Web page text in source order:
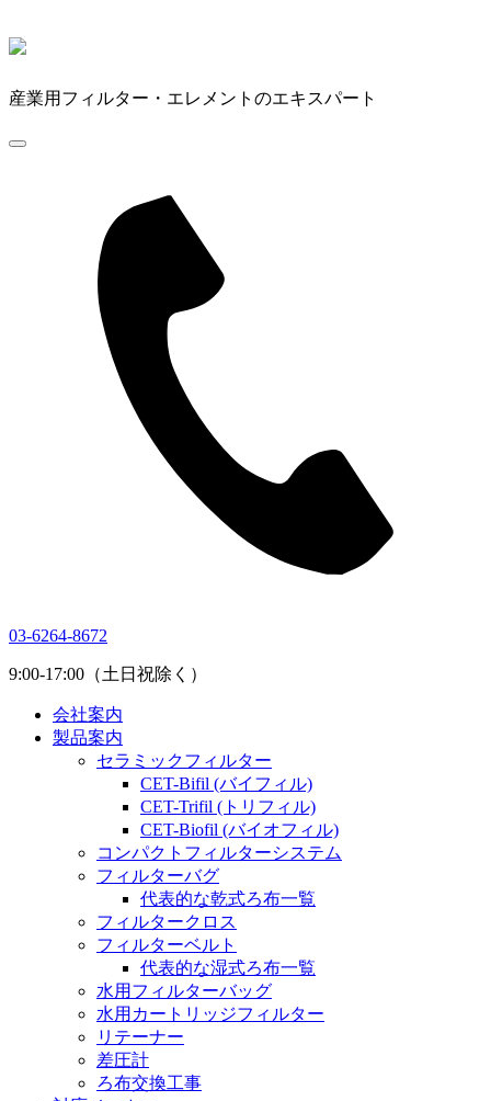
産業用フィルター・エレメントのエキスパート
03-6264-8672
9:00-17:00（土日祝除く）
会社案内
製品案内
セラミックフィルター
CET-Bifil (バイフィル)
CET-Trifil (トリフィル)
CET-Biofil (バイオフィル)
コンパクトフィルターシステム
フィルターバグ
代表的な乾式ろ布一覧
フィルタークロス
フィルターベルト
代表的な湿式ろ布一覧
水用フィルターバッグ
水用カートリッジフィルター
リテーナー
差圧計
ろ布交換工事